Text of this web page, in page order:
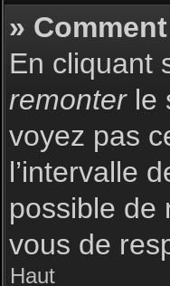
»
En cliquant
remonterle
voyez pas
l’intervalle
possible de
vous de
Haut